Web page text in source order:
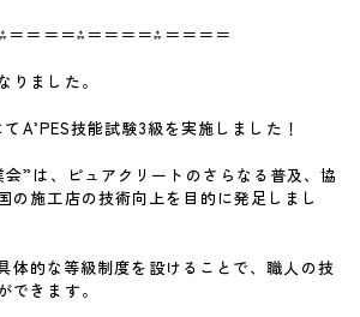
＝＝＝＝⁂＝＝＝＝⁂＝＝＝＝
りました。
A’PES技能試験3級を実施しました！
”は、ピュアクリートのさらなる普及、協
の施工店の技術向上を目的に発足しまし
体的な等級制度を設けることで、職人の技
できます。